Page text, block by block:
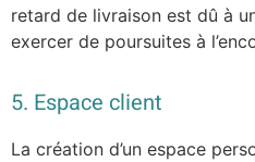
retard de livraison est dû à
exercer de poursuites à
5. Espace client
La création d’un espace